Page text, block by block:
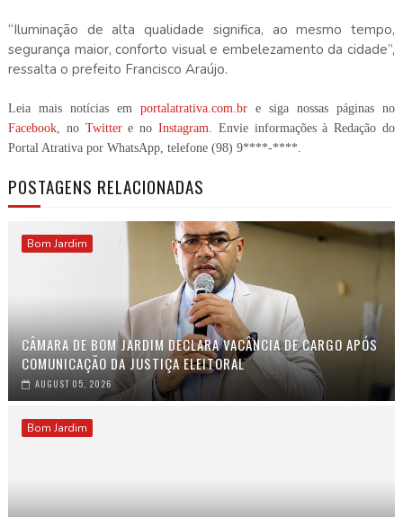
“Iluminação de alta qualidade significa, ao mesmo tempo,
segurança maior, conforto visual e embelezamento da cidade”,
ressalta o prefeito Francisco Araújo.
Leia mais notícias em portalatrativa.com.br e siga nossas páginas no
Facebook, no Twittere noInstagram . Envie informações à Redação do
Portal Atrativa por WhatsApp, telefone (98) 9****-****
POSTAGENS RELACIONADAS
Bom Jardim
CÂMARA DE BOM JARDIM DECLARA VACÂNCIA DE CARGO APÓS
COMUNICAÇÃO DA JUSTIÇA ELEITORAL
AUGUST 05, 2026
Bom Jardim